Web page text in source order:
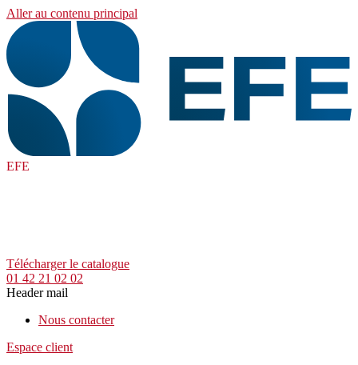
Aller au contenu principal
EFE
Télécharger le catalogue
01 42 21 02 02
Header mail
Nous contacter
Espace client